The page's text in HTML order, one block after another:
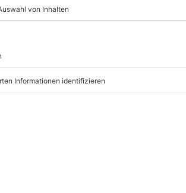
Vorlage und zeichnest diese auf
abgezeichnet ist, schneidest du diese